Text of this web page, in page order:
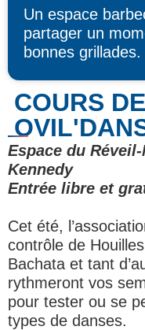
Un espace
partager un
bonnes grillades.
COURS
Espace du
Kennedy
Entrée libre et
Cet été,
contrôle de
Bachata et tant
rythmeront vos
pour tester ou se
types de danses.